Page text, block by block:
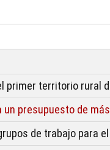
primer territorio rural
presupuesto de
de trabajo para